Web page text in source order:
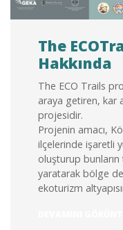
The
Hakkında
The ECO Trails
araya getiren, kar
projesidir.
Projenin amacı,
ilçelerinde işaretli
oluşturup bunların
yaratarak bölge
ekoturizm